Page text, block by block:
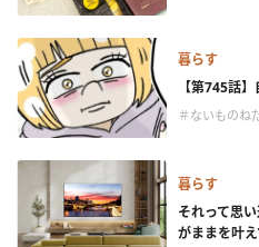
暮らす
【第745話
＃ないものね
暮らす
それって思
がままを叶